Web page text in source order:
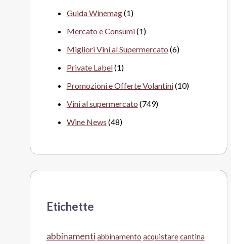
Guida Winemag(1)
Mercato e Consumi(1)
Migliori Vini al Supermercato (6)
Private Label(1)
Promozioni e Offerte Volantini(10)
Vini al supermercato (749)
Wine News (48)
Etichette
abbinamentiabbinamento acquistarecantina